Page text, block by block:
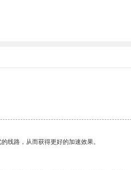
线路，从而获得更好的加速效果。